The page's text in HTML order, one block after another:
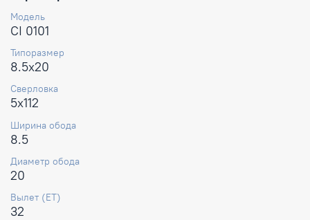
Модель
CI 0101
Типоразмер
8.5x20
Сверловка
5x112
Ширина обода
8.5
Диаметр обода
20
Вылет (ET)
32